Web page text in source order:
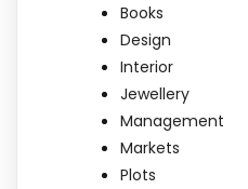
Books
Design
Interior
Jewellery
Management
Markets
Plots